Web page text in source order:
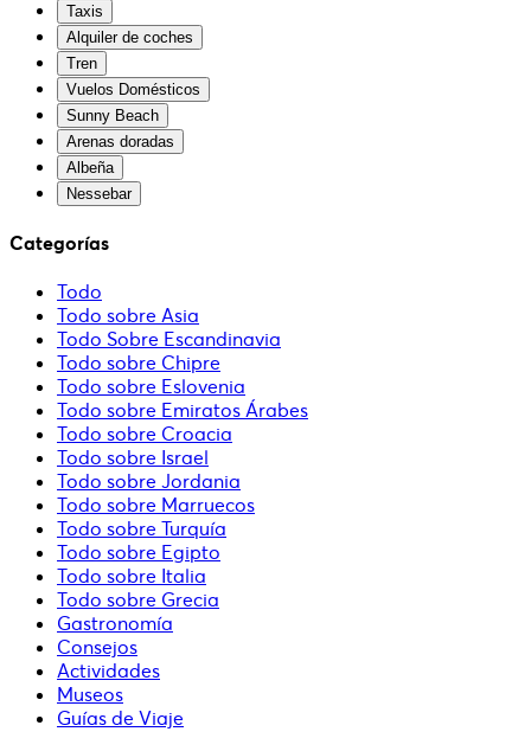
Taxis
Alquiler de coches
Tren
Vuelos Domésticos
Sunny Beach
Arenas doradas
Albeña
Nessebar
Categorías
Todo
Todo sobre Asia
Todo Sobre Escandinavia
Todo sobre Chipre
Todo sobre Eslovenia
Todo sobre Emiratos Árabes
Todo sobre Croacia
Todo sobre Israel
Todo sobre Jordania
Todo sobre Marruecos
Todo sobre Turquía
Todo sobre Egipto
Todo sobre Italia
Todo sobre Grecia
Gastronomía
Consejos
Actividades
Museos
Guías de Viaje